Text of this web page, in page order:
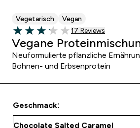
Vegetarisch Vegan
3.12 out of 5 stars
17 customer reviews
17 Reviews
Vegane
Neuformulierte pflanzliche
Bohnen- und Erbsenprotein
Geschmack: